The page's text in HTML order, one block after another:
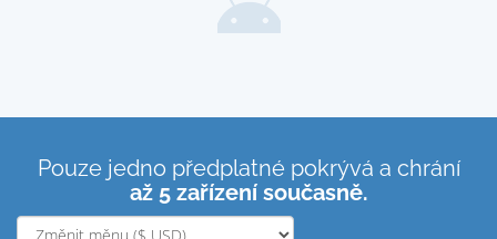
Pouze jedno předplatné pokrývá a chrání
až 5 zařízení současně.